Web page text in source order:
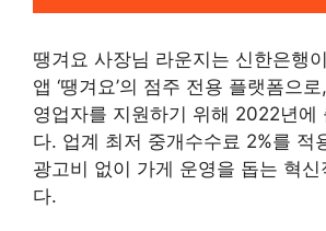
땡겨요 사장님 라운지는 신한은행
앱 ‘땡겨요’의 점주 전용 플랫폼으
영업자를 지원하기 위해 2022년에
다. 업계 최저 중개수수료 2%를 적
광고비 없이 가게 운영을 돕는 혁신
다.